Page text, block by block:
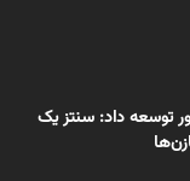
توسعه داد: سنتز یک